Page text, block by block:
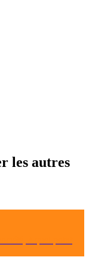
les autres